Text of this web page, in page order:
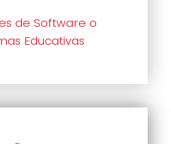
de Software o
Educativas